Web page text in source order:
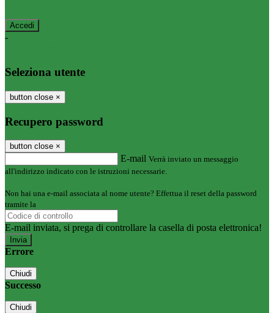
-
Seleziona utente
button close ×
Recupero password
button close ×
E-mail Verrà inviato un messaggio
all'indirizzo indicato con le istruzioni necessarie.
Non hai una e-mail associata al nome utente? Effettua il reset della password
tramite la
E-mail inviata, si prega di controllare la casella di posta elettronica!
Errore
Chiudi
Successo
Chiudi